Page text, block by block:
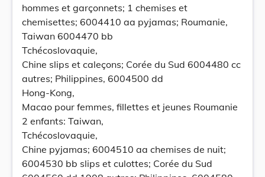
hommes et garçonnets; 1 chemises et
chemisettes; 6004410 aa pyjamas; Roumanie,
Taiwan 6004470 bb
Tchécoslovaquie,
Chine slips et caleçons; Corée du Sud 6004480 cc
autres; Philippines, 6004500 dd
Hong-Kong,
Macao pour femmes, fillettes et jeunes Roumanie
2 enfants: Taiwan,
Tchécoslovaquie,
Chine pyjamas; 6004510 aa chemises de nuit;
6004530 bb slips et culottes; Corée du Sud